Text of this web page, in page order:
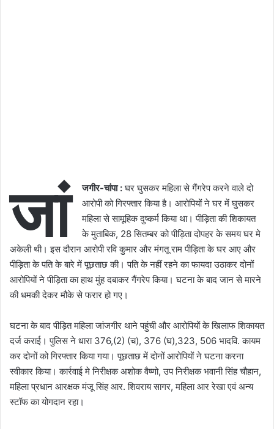
जां जगीर-चांपा :घर घुसकर महिला से गैंगरेप करने वाले दो
आरोपी को गिरफ्तार किया है। आरोपियों ने घर में घुसकर
महिला से सामूहिक दुष्कर्म किया था। पीड़िता की शिकायत
के मुताबिक, 28 सितम्बर को पीड़िता दोपहर के समय घर मे
अकेली थी। इस दौरान आरोपी रवि कुमार और मंगतू राम पीड़िता के घर आए और
पीड़िता के पति के बारे में पूछताछ की। पति के नहीं रहने का फायदा उठाकर दोनों
आरोपियों ने पीड़िता का हाथ मुंह दबाकर गैंगरेप किया। घटना के बाद जान से मारने
की धमकी देकर मौके से फरार हो गए।
घटना के बाद पीड़ित महिला जांजगीर थाने पहुंची और आरोपियों के खिलाफ शिकायत
दर्ज कराई। पुलिस ने धारा 376,(2) (च), 376 (घ),323, 506 भादवि. कायम
कर दोनों को गिरफ्तार किया गया। पूछताछ में दोनों आरोपियों ने घटना करना
स्वीकार किया। कार्रवाई मे निरीक्षक अशोक वैष्णो, उप निरीक्षक भवानी सिंह चौहान,
महिला प्रधान आरक्षक मंजू सिंह आर. शिवराय सागर, महिला आर रेखा एवं अन्य
स्टॉफ का योगदान रहा।